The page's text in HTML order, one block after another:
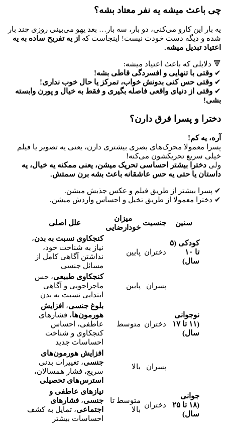
چی باعث میشه یه نفر معتاد بشه؟
یه بار این کارو می‌کنی، دو بار، سه بار… بعد یهو می‌بینی روزی چند بار
شده و دیگه دست خودت نیست! اینجاست که از یه تفریح ساده به یه
اعتیاد تبدیل میشه.
🔻 دلایلی که باعث اعتیاد میشه:
✔ وقتی با تنهایی و افسردگی قاطی بشه!
✔ وقتی حس کنی بدونش خواب، تمرکز یا حال خوب نداری!
✔ وقتی از دنیای واقعی فاصله بگیری و فقط به خیال و پورن وابسته
بشی!
دخترا و پسرا فرق دارن؟
آره، یه کم!
پسرا معمولا محرک‌های بصری بیشتری دارن، یعنی یه تصویر یا فیلم
خیلی سریع تحریکشون می‌کنه!
ولی دخترا بیشتر احساسی تحریک میشن، یعنی ممکنه یه خیال، یه
داستان یا حتی یه حس عاشقانه باعث بشه برن سمتش.
✔ پسرا بیشتر از طریق فیلم و عکس جذبش میشن.
✔ دخترا معمولا از طریق تخیل و احساس واردش میشن.
سنین جنسیت
میزان
خودارضایی
علل اصلی
کودکی (۵
تا ۱۰
سال)
دختران پایین
کنجکاوی نسبت به بدن،
نیاز به شناخت خود،
نداشتن آگاهی کامل از
مسائل جنسی
پسران پایین
کنجکاوی طبیعی، حس
ماجراجویی و آگاهی
ابتدایی نسبت به بدن
نوجوانی
(۱۱ تا ۱۷
سال)
دختران متوسط
بلوغ جنسی، افزایش
هورمون‌ها، فشارهای
عاطفی، احساس
کنجکاوی و شناخت
احساسات جدید
پسران بالا
افزایش هورمون‌های
جنسی، تغییرات بدنی
سریع، فشار همسالان،
استرس‌های تحصیلی
جوانی
(۱۸ تا ۲۵
سال)
دختران
متوسط تا
بالا
نیازهای عاطفی و
جنسی، فشارهای
اجتماعی، تمایل به کشف
احساسات بیشتر